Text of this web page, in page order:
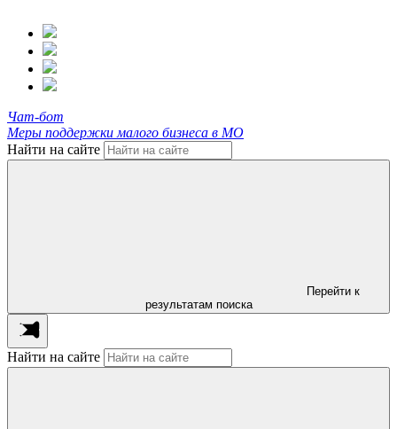
Чат-бот
Меры поддержки малого бизнеса в МО
Найти на сайте
Перейти к
результатам поиска
Найти на сайте